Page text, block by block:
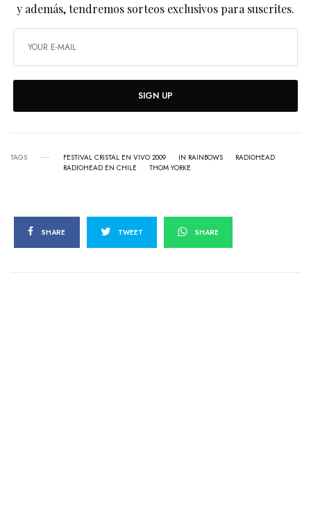
y además, tendremos sorteos exclusivos para suscrites.
SIGN UP
TAGS FESTIVAL CRISTAL EN VIVO 2009 IN RAINBOWS
RADIOHEAD
RADIOHEAD EN CHILE
THOM YORKE
SHARE TWEET SHARE